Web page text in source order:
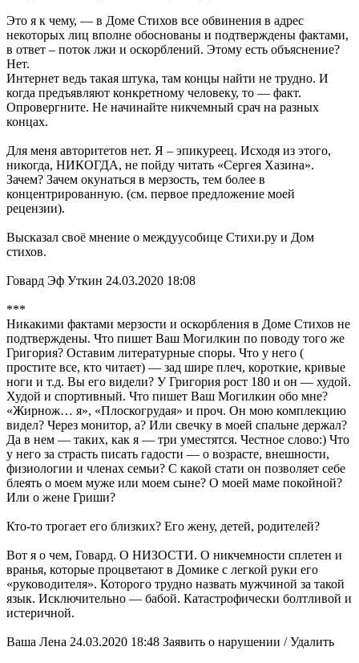
Это я к чему, — в Доме Стихов все обвинения в адрес
некоторых лиц вполне обоснованы и подтверждены фактами,
в ответ – поток лжи и оскорблений. Этому есть объяснение?
Нет.
Интернет ведь такая штука, там концы найти не трудно. И
когда предъявляют конкретному человеку, то — факт.
Опровергните. Не начинайте никчемный срач на разных
концах.
Для меня авторитетов нет. Я – эпикуреец. Исходя из этого,
никогда, НИКОГДА, не пойду читать «Сергея Хазина».
Зачем? Зачем окунаться в мерзость, тем более в
концентрированную. (см. первое предложение моей
рецензии).
Высказал своё мнение о междуусобице Стихи.ру и Дом
стихов.
Говард Эф Уткин 24.03.2020 18:08
***
Никакими фактами мерзости и оскорбления в Доме Стихов не
подтверждены. Что пишет Ваш Могилкин по поводу того же
Григория? Оставим литературные споры. Что у него (
простите все, кто читает) — зад шире плеч, короткие, кривые
ноги и т.д. Вы его видели? У Григория рост 180 и он — худой.
Худой и спортивный. Что пишет Ваш Могилкин обо мне?
«Жирнож… я», «Плоскогрудая» и проч. Он мою комплекцию
видел? Через монитор, а? Или свечку в моей спальне держал?
Да в нем — таких, как я — три уместятся. Честное слово:) Что
у него за страсть писать гадости — о возрасте, внешности,
физиологии и членах семьи? С какой стати он позволяет себе
блеять о моем муже или моем сыне? О моей маме покойной?
Или о жене Гриши?
Кто-то трогает его близких? Его жену, детей, родителей?
Вот я о чем, Говард. О НИЗОСТИ. О никчемности сплетен и
вранья, которые процветают в Домике с легкой руки его
«руководителя». Которого трудно назвать мужчиной за такой
язык. Исключительно — бабой. Катастрофически болтливой и
истеричной.
Ваша Лена 24.03.2020 18:48 Заявить о нарушении / Удалить